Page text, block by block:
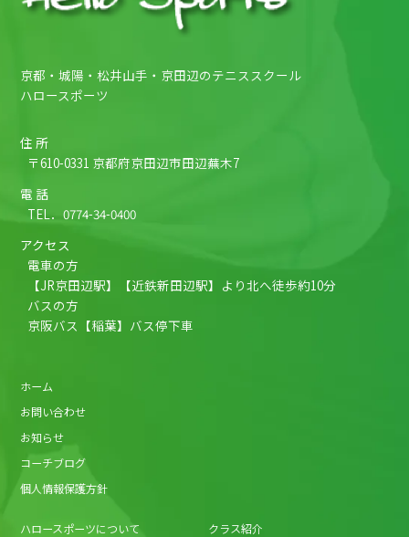
京都・城陽・松井山手・京田辺のテニススクール
ハロースポーツ
住 所
〒610-0331 京都府京田辺市田辺蕪木7
電 話
TEL．0774-34-0400
アクセス
電車の方
【JR京田辺駅】【近鉄新田辺駅】より北へ徒歩約10分
バスの方
京阪バス【稲葉】バス停下車
ホーム
お問い合わせ
お知らせ
コーチブログ
個人情報保護方針
ハロースポーツについて クラス紹介